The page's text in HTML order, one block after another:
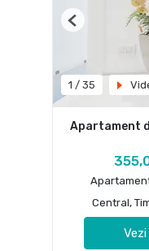
1 / 35
Previous
Apartament
Central,